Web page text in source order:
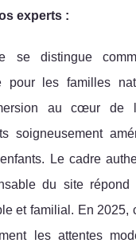
experts :
se distingue
pour les familles
au cœur de
soigneusement
Le cadre
du site répond
et familial. En 2025,
les attentes